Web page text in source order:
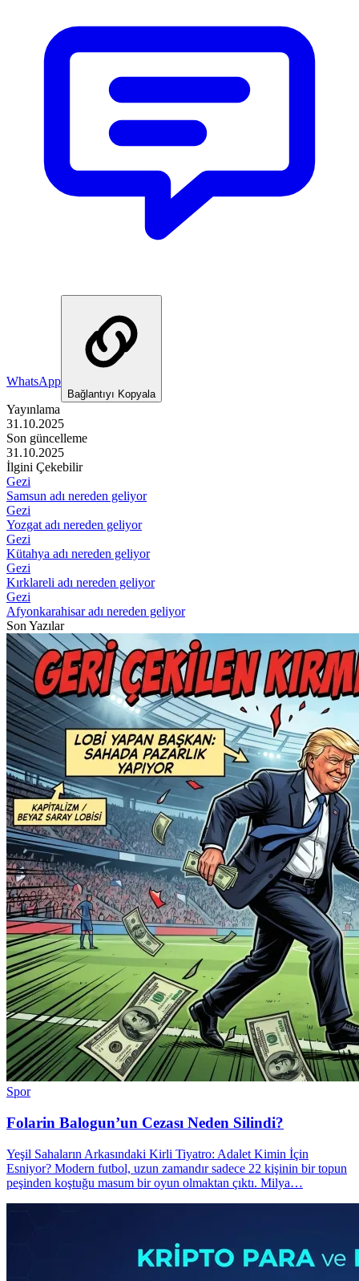
WhatsApp
Bağlantıyı Kopyala
Yayınlama
31.10.2025
Son güncelleme
31.10.2025
İlgini Çekebilir
Gezi
Samsun adı nereden geliyor
Gezi
Yozgat adı nereden geliyor
Gezi
Kütahya adı nereden geliyor
Gezi
Kırklareli adı nereden geliyor
Gezi
Afyonkarahisar adı nereden geliyor
Son Yazılar
Spor
Folarin Balogun’un Cezası Neden Silindi?
Yeşil Sahaların Arkasındaki Kirli Tiyatro: Adalet Kimin İçin
Esniyor? Modern futbol, uzun zamandır sadece 22 kişinin bir topun
peşinden koştuğu masum bir oyun olmaktan çıktı. Milya…